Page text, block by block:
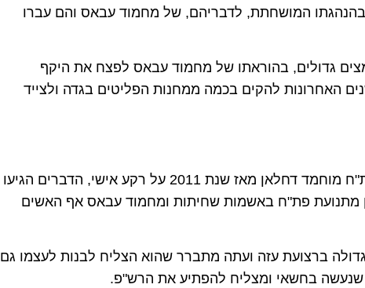
המושחתת, לדבריהם, של מחמוד עבאס והם עברו
גדולים, בהוראתו של מחמוד עבאס לפצח את היקף
האחרונות להקים בכמה ממחנות הפליטים בגדה ולצייד
יו"ר הרש"פ מחמוד עבאס רודף את בכיר פת"ח מוחמד דחלאן מאז שנת 2011 על רקע אישי, הדברים הגיעו
מתנועת פת"ח באשמות שחיתות ומחמוד עבאס אף האשים
ברצועת עזה ועתה מתברר שהוא הצליח לבנות לעצמו גם
בחשאי ומצליח להפתיע את הרש"פ.